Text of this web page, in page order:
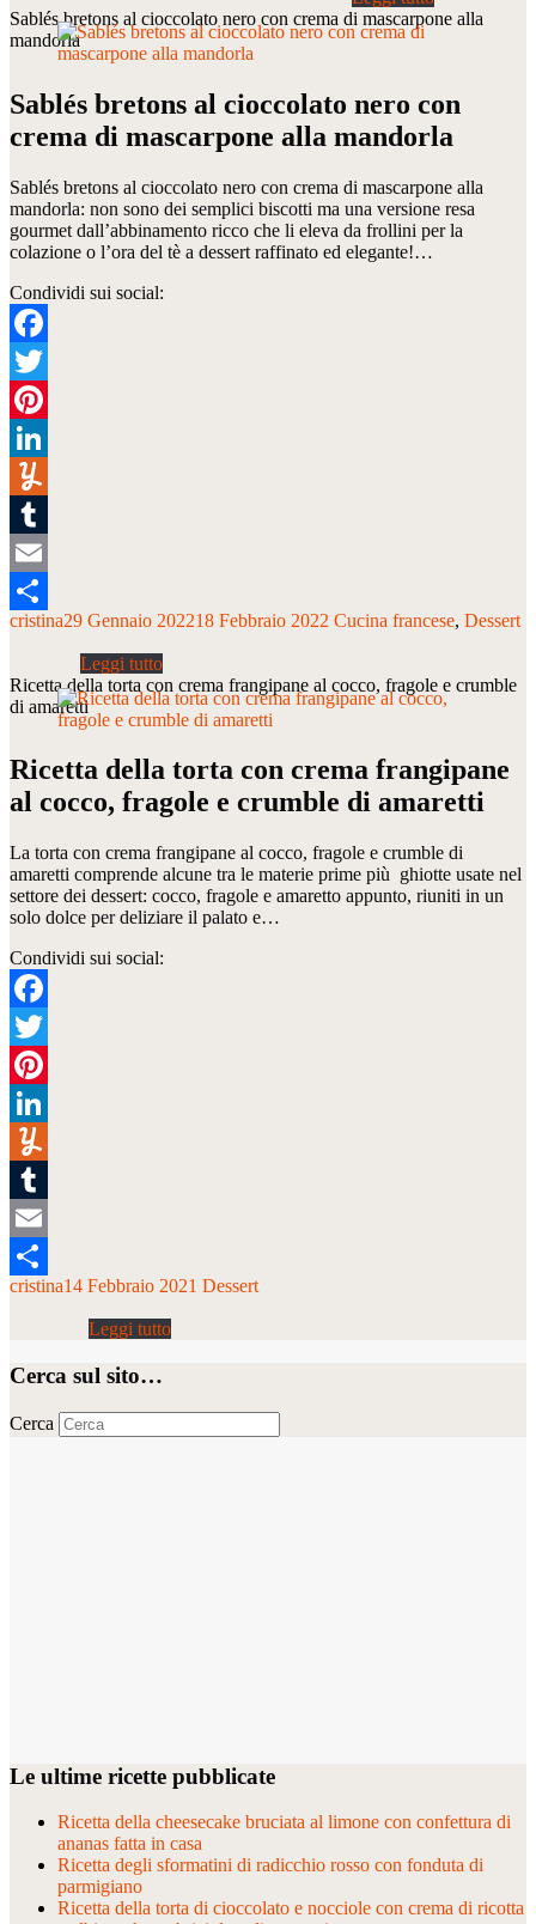
Sablés bretons al cioccolato nero con crema di mascarpone alla
mandorla
Sablés bretons al cioccolato nero con
crema di mascarpone alla mandorla
Sablés bretons al cioccolato nero con crema di mascarpone alla
mandorla: non sono dei semplici biscotti ma una versione resa
gourmet dall’abbinamento ricco che li eleva da frollini per la
colazione o l’ora del tè a dessert raffinato ed elegante!…
Condividi sui social:
Facebook
Twitter
Pinterest
LinkedIn
Yummly
Tumblr
Email
Condividi
cristina29 Gennaio 202218 Febbraio 2022 Cucina francese Dessert
Ricetta della torta con crema frangipane al cocco, fragole e crumble
di amaretti
Ricetta della torta con crema frangipane
al cocco, fragole e crumble di amaretti
La torta con crema frangipane al cocco, fragole e crumble di
amaretti comprende alcune tra le materie prime più ghiotte usate nel
settore dei dessert: cocco, fragole e amaretto appunto, riuniti in un
solo dolce per deliziare il palato e…
Condividi sui social:
Facebook
Twitter
Pinterest
LinkedIn
Yummly
Tumblr
Email
Condividi
cristina14 Febbraio 2021 Dessert
Cerca sul sito…
Cerca
Le ultime ricette pubblicate
Ricetta della cheesecake bruciata al limone con confettura di
ananas fatta in casa
Ricetta degli sformatini di radicchio rosso con fonduta di
parmigiano
Ricetta della torta di cioccolato e nocciole con crema di ricotta